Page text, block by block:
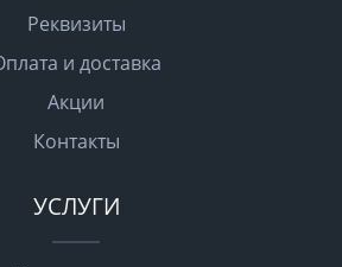
Реквизиты
и доставка
Акции
Контакты
УСЛУГИ